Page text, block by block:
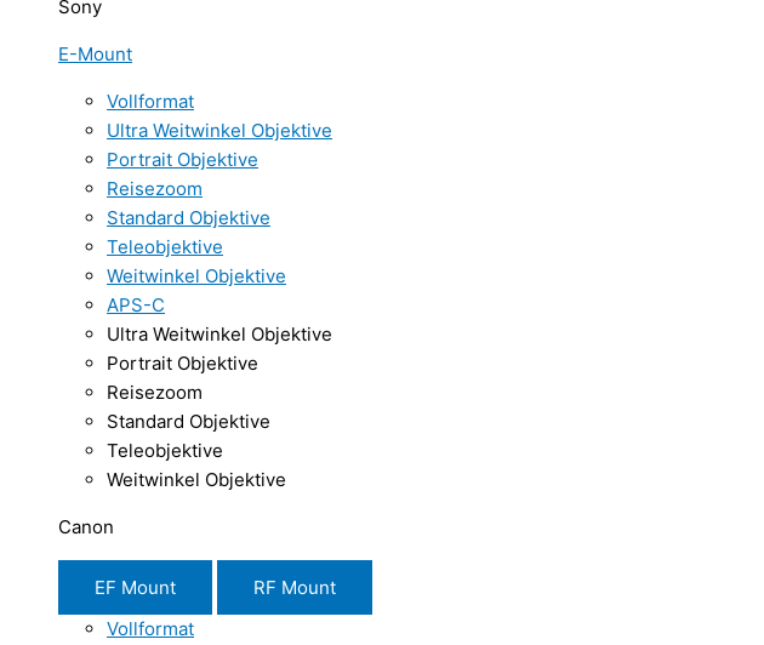
Sony
E-Mount
Vollformat
Ultra Weitwinkel Objektive
Portrait Objektive
Reisezoom
Standard Objektive
Teleobjektive
Weitwinkel Objektive
APS-C
Ultra Weitwinkel Objektive
Portrait Objektive
Reisezoom
Standard Objektive
Teleobjektive
Weitwinkel Objektive
Canon
EF Mount
RF Mount
Vollformat